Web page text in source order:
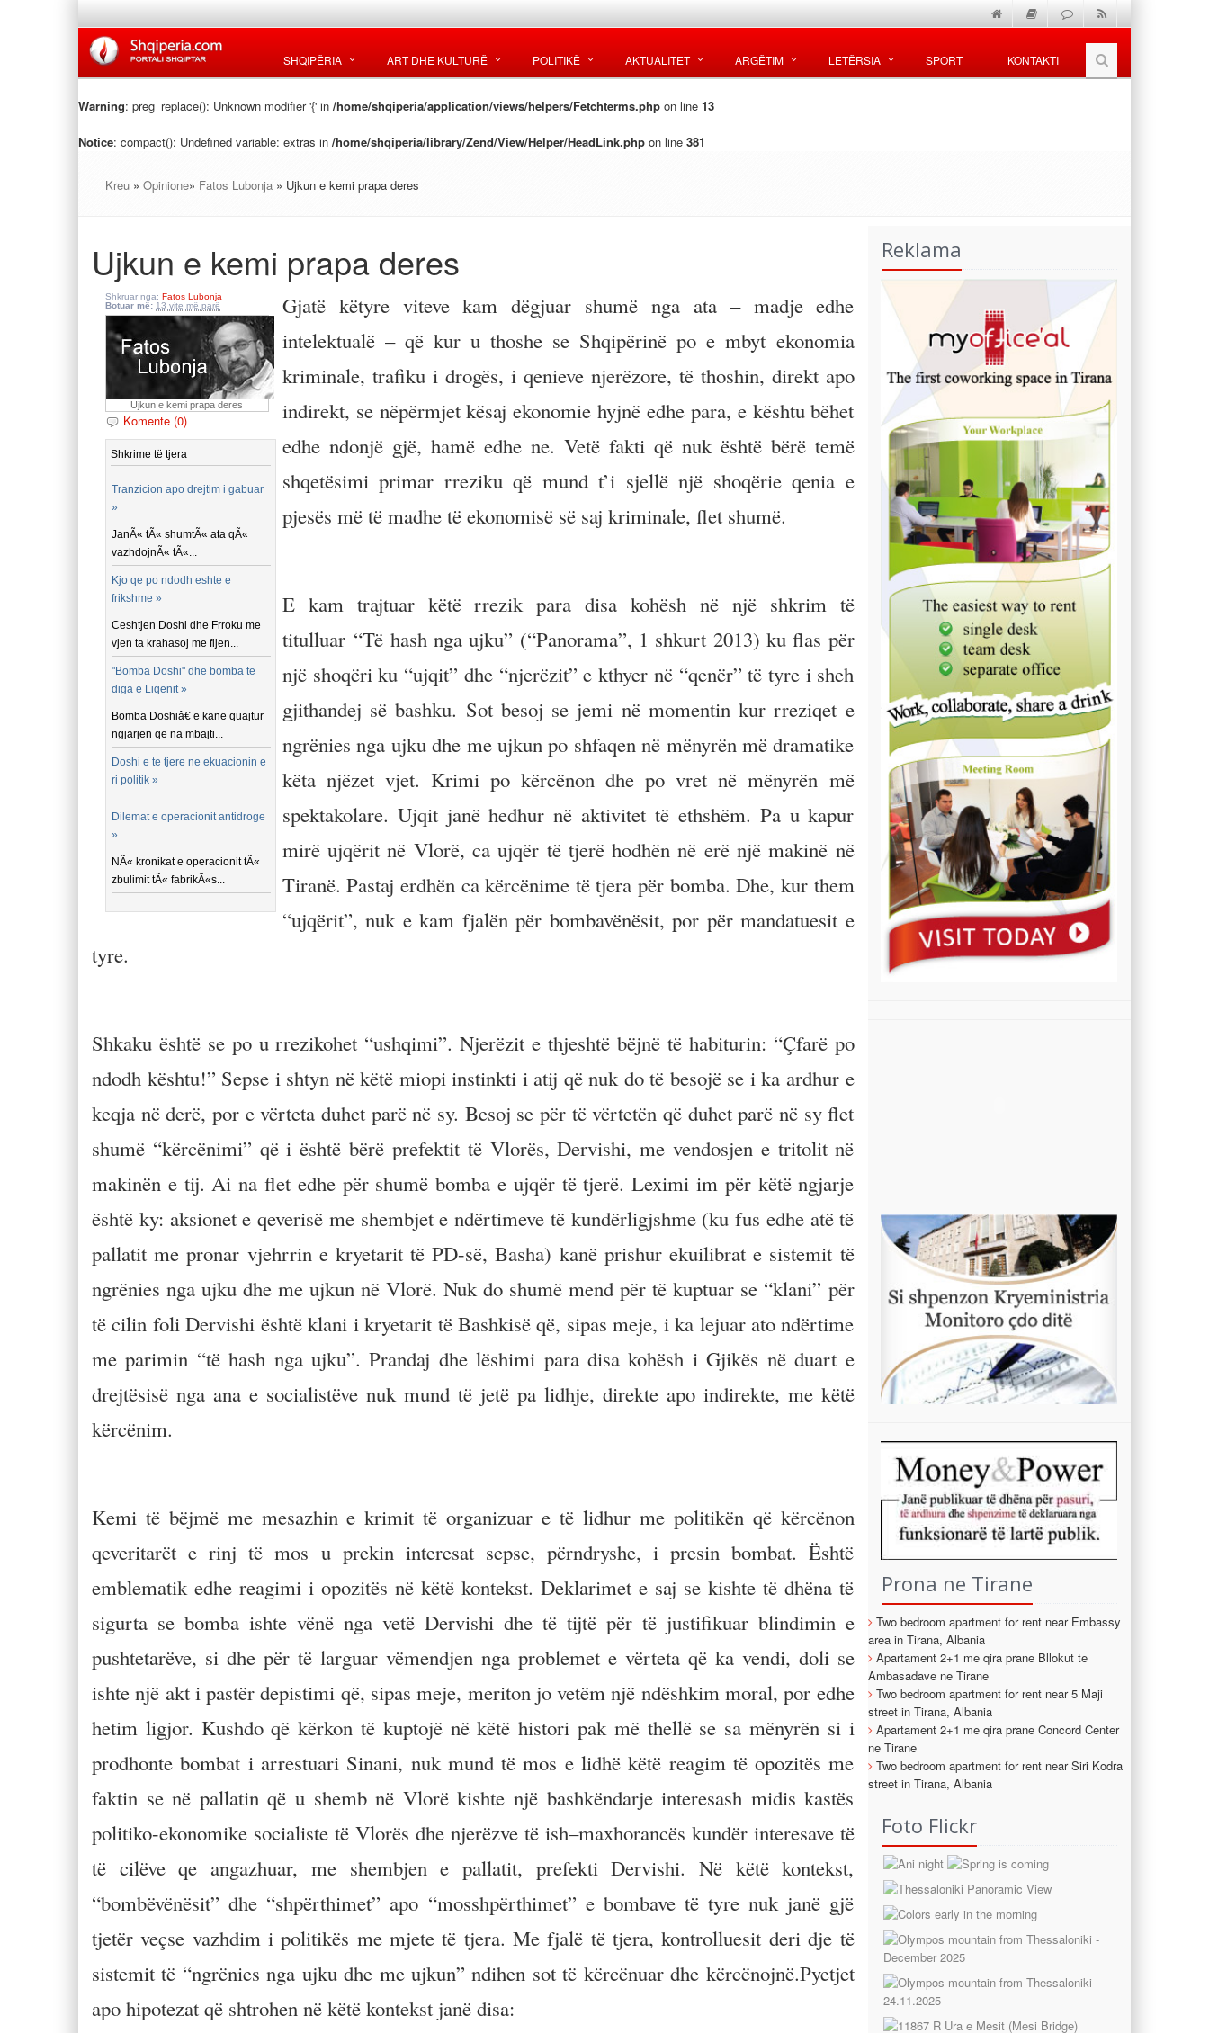
SHQIPËRIA ART DHE KULTURË POLITIKË AKTUALITET ARGËTIM LETËRSIA SPORT KONTAKTI
Warning: preg_replace(): Unknown modifier '{' in /home/shqiperia/application/views/helpers/Fetchterms.php on line 13
Notice: compact(): Undefined variable: extras in /home/shqiperia/library/Zend/View/Helper/HeadLink.php on line 381
Kreu » Opinione» Fatos Lubonja » Ujkun e kemi prapa deres
Ujkun e kemi prapa deres
Shkruar nga: Fatos Lubonja
Botuar më: 13 vite më parë
Ujkun e kemi prapa deres
Komente (0)
Shkrime të tjera
Tranzicion apo drejtim i gabuar
»
JanÃ« tÃ« shumtÃ« ata qÃ«
vazhdojnÃ« tÃ«...
Kjo qe po ndodh eshte e
frikshme »
Ceshtjen Doshi dhe Frroku me
vjen ta krahasoj me fijen...
"Bomba Doshi" dhe bomba te
diga e Liqenit »
Bomba Doshiâ€ e kane quajtur
ngjarjen qe na mbajti...
Doshi e te tjere ne ekuacionin e
ri politik »
Dilemat e operacionit antidroge
»
NÃ« kronikat e operacionit tÃ«
zbulimit tÃ« fabrikÃ«s...
Gjatë këtyre viteve kam dëgjuar shumë nga ata – madje edhe
intelektualë – që kur u thoshe se Shqipërinë po e mbyt ekonomia
kriminale, trafiku i drogës, i qenieve njerëzore, të thoshin, direkt apo
indirekt, se nëpërmjet kësaj ekonomie hyjnë edhe para, e kështu bëhet
edhe ndonjë gjë, hamë edhe ne. Vetë fakti që nuk është bërë temë
shqetësimi primar rreziku që mund t’i sjellë një shoqërie qenia e
pjesës më të madhe të ekonomisë së saj kriminale, flet shumë.
E kam trajtuar këtë rrezik para disa kohësh në një shkrim të
titulluar “Të hash nga ujku” (“Panorama”, 1 shkurt 2013) ku flas për
një shoqëri ku “ujqit” dhe “njerëzit” e kthyer në “qenër” të tyre i sheh
gjithandej së bashku. Sot besoj se jemi në momentin kur rreziqet e
ngrënies nga ujku dhe me ujkun po shfaqen në mënyrën më dramatike
këta njëzet vjet. Krimi po kërcënon dhe po vret në mënyrën më
spektakolare. Ujqit janë hedhur në aktivitet të ethshëm. Pa u kapur
mirë ujqërit në Vlorë, ca ujqër të tjerë hodhën në erë një makinë në
Tiranë. Pastaj erdhën ca kërcënime të tjera për bomba. Dhe, kur them
“ujqërit”, nuk e kam fjalën për bombavënësit, por për mandatuesit e
tyre.
Shkaku është se po u rrezikohet “ushqimi”. Njerëzit e thjeshtë bëjnë të habiturin: “Çfarë po
ndodh kështu!” Sepse i shtyn në këtë miopi instinkti i atij që nuk do të besojë se i ka ardhur e
keqja në derë, por e vërteta duhet parë në sy. Besoj se për të vërtetën që duhet parë në sy flet
shumë “kërcënimi” që i është bërë prefektit të Vlorës, Dervishi, me vendosjen e tritolit në
makinën e tij. Ai na flet edhe për shumë bomba e ujqër të tjerë. Leximi im për këtë ngjarje
është ky: aksionet e qeverisë me shembjet e ndërtimeve të kundërligjshme (ku fus edhe atë të
pallatit me pronar vjehrrin e kryetarit të PD-së, Basha) kanë prishur ekuilibrat e sistemit të
ngrënies nga ujku dhe me ujkun në Vlorë. Nuk do shumë mend për të kuptuar se “klani” për
të cilin foli Dervishi është klani i kryetarit të Bashkisë që, sipas meje, i ka lejuar ato ndërtime
me parimin “të hash nga ujku”. Prandaj dhe lëshimi para disa kohësh i Gjikës në duart e
drejtësisë nga ana e socialistëve nuk mund të jetë pa lidhje, direkte apo indirekte, me këtë
kërcënim.
Kemi të bëjmë me mesazhin e krimit të organizuar e të lidhur me politikën që kërcënon
qeveritarët e rinj të mos u prekin interesat sepse, përndryshe, i presin bombat. Është
emblematik edhe reagimi i opozitës në këtë kontekst. Deklarimet e saj se kishte të dhëna të
sigurta se bomba ishte vënë nga vetë Dervishi dhe të tijtë për të justifikuar blindimin e
pushtetarëve, si dhe për të larguar vëmendjen nga problemet e vërteta që ka vendi, doli se
ishte një akt i pastër depistimi që, sipas meje, meriton jo vetëm një ndëshkim moral, por edhe
hetim ligjor. Kushdo që kërkon të kuptojë në këtë histori pak më thellë se sa mënyrën si i
prodhonte bombat i arrestuari Sinani, nuk mund të mos e lidhë këtë reagim të opozitës me
faktin se në pallatin që u shemb në Vlorë kishte një bashkëndarje interesash midis kastës
politiko-ekonomike socialiste të Vlorës dhe njerëzve të ish–maxhorancës kundër interesave të
të cilëve qe angazhuar, me shembjen e pallatit, prefekti Dervishi. Në këtë kontekst,
“bombëvënësit” dhe “shpërthimet” apo “mosshpërthimet” e bombave të tyre nuk janë gjë
tjetër veçse vazhdim i politikës me mjete të tjera. Me fjalë të tjera, kontrolluesit deri dje të
sistemit të “ngrënies nga ujku dhe me ujkun” ndihen sot të kërcënuar dhe kërcënojnë.Pyetjet
apo hipotezat që shtrohen në këtë kontekst janë disa:
Reklama
Prona ne Tirane
Two bedroom apartment for rent near Embassy
area in Tirana, Albania
Apartament 2+1 me qira prane Bllokut te
Ambasadave ne Tirane
Two bedroom apartment for rent near 5 Maji
street in Tirana, Albania
Apartament 2+1 me qira prane Concord Center
ne Tirane
Two bedroom apartment for rent near Siri Kodra
street in Tirana, Albania
Foto Flickr